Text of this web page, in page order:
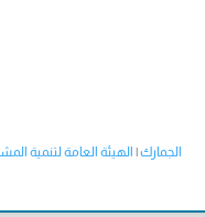
الجمارك| الهيئة العامة لتنمية